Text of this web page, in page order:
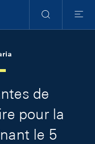
Ricerca
Menu
de
pour la
le 5